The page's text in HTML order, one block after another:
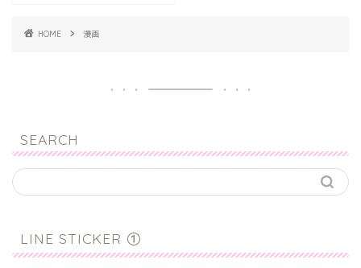
HOME 漫画
SEARCH
LINE STICKER ①